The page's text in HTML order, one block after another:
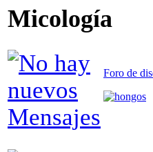
Micología
Foro de